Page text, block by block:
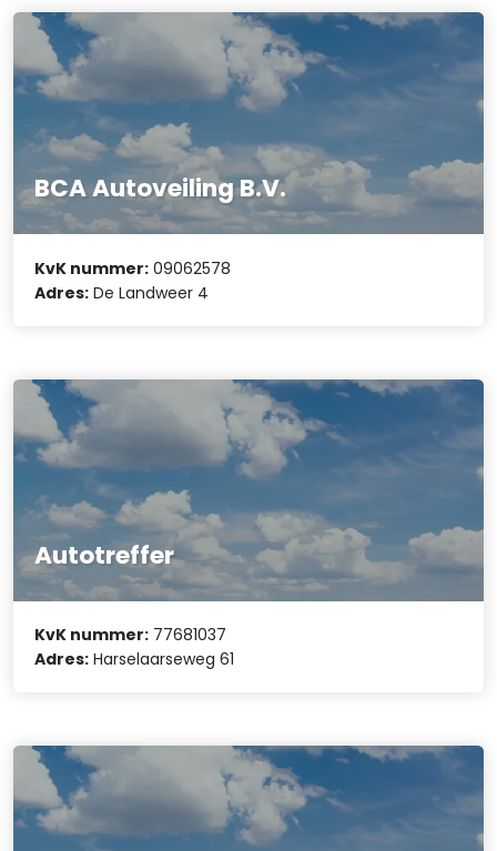
BCA Autoveiling B.V.
KvK nummer: 09062578
Adres: De Landweer 4
Autotreffer
KvK nummer: 77681037
Adres: Harselaarseweg 61